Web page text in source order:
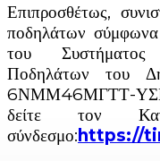
Επιπροσθέτως,
ποδηλάτων
του Συστήματος
Ποδηλάτων του
6ΝΜΜ46ΜΓΤΤ-ΥΣΚ
δείτε τον
σύνδεσμο: https://